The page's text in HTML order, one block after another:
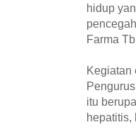
hidup
Farma
Kegiatan
itu
hepatitis,